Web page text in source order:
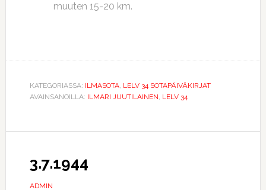
muuten 15-20 km.
KATEGORIASSA: ILMASOTA, LELV 34 SOTAPÄIVÄKIRJAT
AVAINSANOILLA: ILMARI JUUTILAINEN, LELV 34
3.7.1944
ADMIN